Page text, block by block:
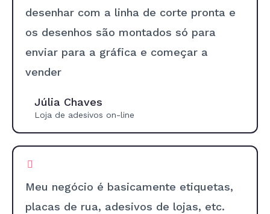
desenhar com a linha de corte pronta e
os desenhos são montados só para
enviar para a gráfica e começar a
vender
Júlia Chaves
Loja de adesivos on-line
Meu negócio é basicamente etiquetas,
placas de rua, adesivos de lojas, etc.